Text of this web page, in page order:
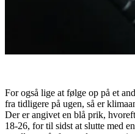
For også lige at følge op på et
fra tidligere på ugen, så er
Der er angivet en blå prik,
18-26, for til sidst at slutte med